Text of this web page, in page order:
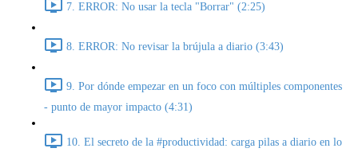
7. ERROR: No usar la tecla "Borrar" (2:25)
8. ERROR: No revisar la brújula a diario (3:43)
9. Por dónde empezar en un foco con múltiples componentes
- punto de mayor impacto (4:31)
10. El secreto de la #productividad: carga pilas a diario en lo